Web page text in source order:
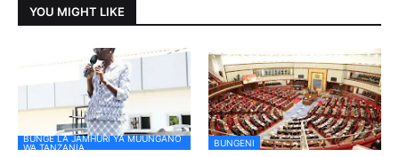
YOU MIGHT LIKE
BUNGE LA JAMHURI YA MUUNGANO
WA TANZANIA
BUNGENI